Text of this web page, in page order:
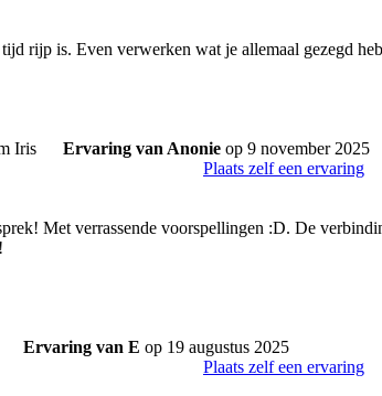
rijp is. Even verwerken wat je allemaal gezegd
Ervaring van Anonie op 9 november 2025
Plaats zelf een ervaring
Met verrassende voorspellingen :D. De
Ervaring van E op 19 augustus 2025
Plaats zelf een ervaring